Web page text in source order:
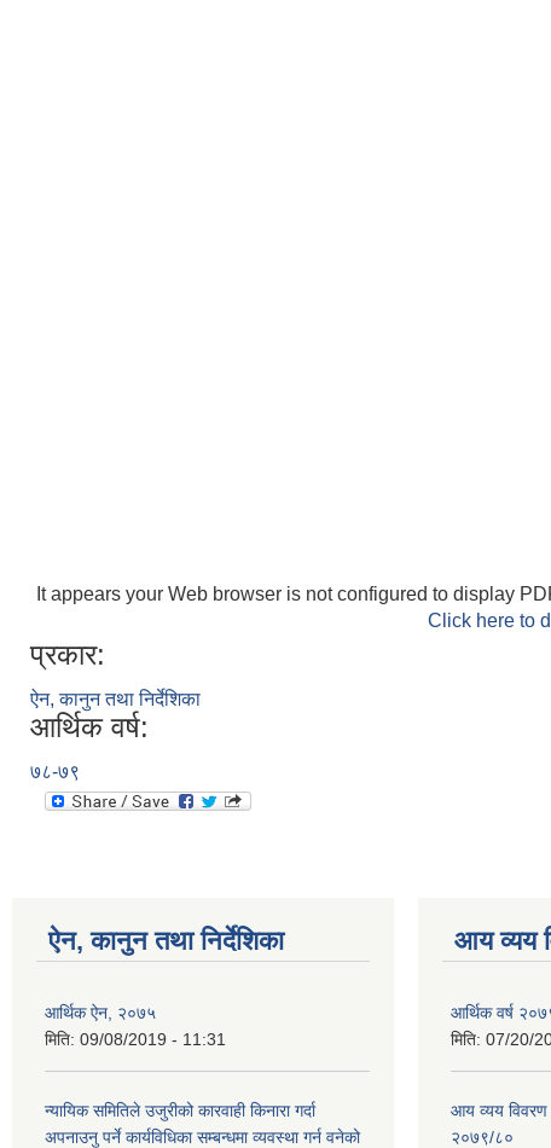
It appears your Web browser is not configured to display
Click here to
प्रकार:
ऐन, कानुन तथा निर्देशिका
आर्थिक वर्ष:
७८-७९
ऐन, कानुन तथा निर्देशिका
आर्थिक ऐन, २०७५
मिति: 09/08/2019 - 11:31
न्यायिक समितिले उजुरीको कारवाही किनारा गर्दा
अपनाउनु पर्ने कार्यविधिका सम्बन्धमा व्यवस्था गर्न वनेको
आय व्यय
आर्थिक वर्ष
मिति: 07/20/
आय व्यय विवरण
२०७९/८०